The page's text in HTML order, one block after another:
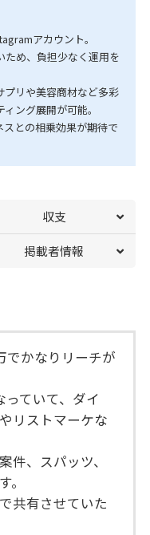
アカウント。
ため、負担少なく運用を
プリや美容商材など多彩
ング展開が可能。
との相乗効果が期待で
収支
掲載者情報
でかなりリーチが
っていて、ダイ
リストマーケな
件、スパッツ、
共有させていた